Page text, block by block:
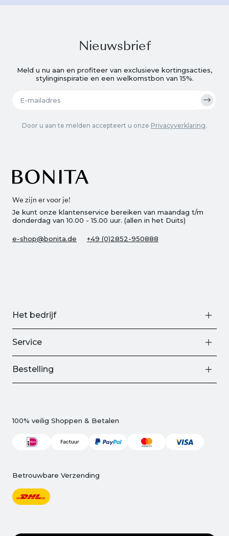
We zijn er voor je!
Je kunt onze klantenservice bereiken van maandag t/m
donderdag van 10.00 - 15.00 uur. (allen in het Duits)
e-shop@bonita.de +49 (0)2852-950888
Nieuwsbrief
Meld u nu aan en profiteer van exclusieve kortingsacties,
stylinginspiratie en een welkomstbon van 15%.
Door u aan te melden accepteert u onze Privacyverklaring.
Het bedrijf
Service
Bestelling
100% veilig Shoppen & Betalen
Betrouwbare Verzending